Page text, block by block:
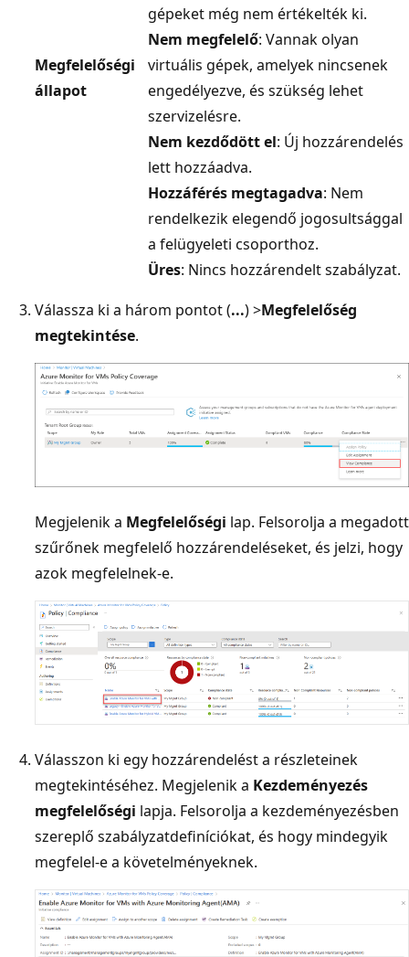
Megfelelőségi
állapot
gépeket még nem értékelték ki.
Nem megfelelő: Vannak olyan
virtuális gépek, amelyek nincsenek
engedélyezve, és szükség lehet
szervizelésre.
Nem kezdődött el: Új hozzárendelés
lett hozzáadva.
Hozzáférés megtagadva: Nem
rendelkezik elegendő jogosultsággal
a felügyeleti csoporthoz.
Üres: Nincs hozzárendelt szabályzat.
Válassza ki a három pontot (...) >Megfelelőség
megtekintése.
Megjelenik a Megfelelőségi lap. Felsorolja a megadott
szűrőnek megfelelő hozzárendeléseket, és jelzi, hogy
azok megfelelnek-e.
Válasszon ki egy hozzárendelést a részleteinek
megtekintéséhez. Megjelenik a Kezdeményezés
megfelelőségi lapja. Felsorolja a kezdeményezésben
szereplő szabályzatdefiníciókat, és hogy mindegyik
megfelel-e a követelményeknek.